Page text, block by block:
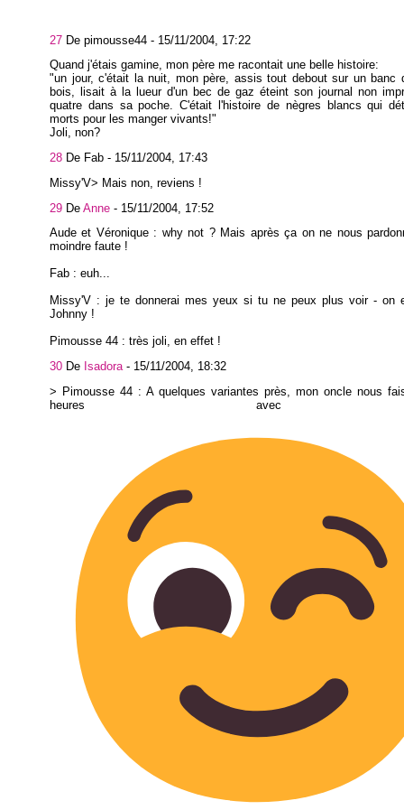
27 De pimousse44 - 15/11/2004, 17:22
Quand j'étais gamine, mon père me racontait une belle histoire:
"un jour, c'était la nuit, mon père, assis tout debout sur un banc
bois, lisait à la lueur d'un bec de gaz éteint son journal non
quatre dans sa poche. C'était l'histoire de nègres blancs qui
morts pour les manger vivants!"
Joli, non?
28 De Fab - 15/11/2004, 17:43
Missy'V> Mais non, reviens !
29 De Anne - 15/11/2004, 17:52
Aude et Véronique : why not ? Mais après ça on ne nous
moindre faute !
Fab : euh...
Missy'V : je te donnerai mes yeux si tu ne peux plus voir - on
Johnny !
Pimousse 44 : très joli, en effet !
30 De Isadora- 15/11/2004, 18:32
> Pimousse 44 : A quelques variantes près, mon oncle nous
heures avec